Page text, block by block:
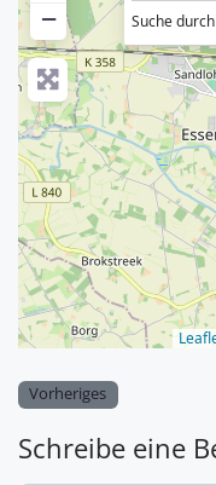
−
Suche
Vorheriges
Schreibe eine